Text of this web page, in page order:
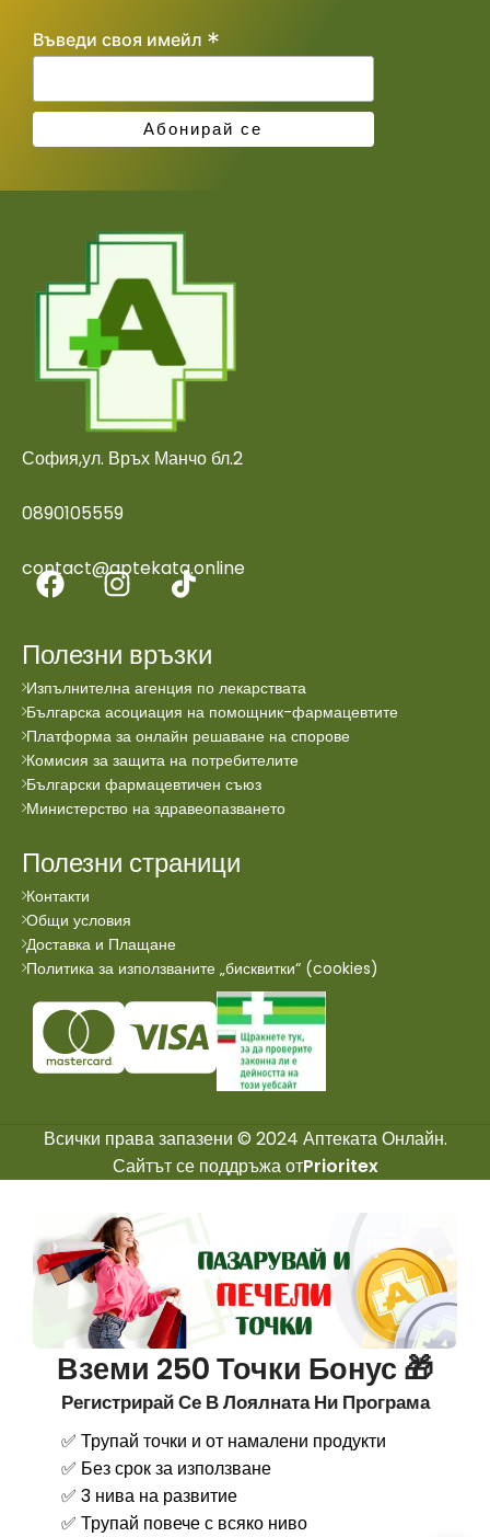
Въведи своя имейл *
София,ул. Връх Манчо бл.2
0890105559
contact@aptekata.online
Полезни връзки
Изпълнителна агенция по лекарствата
Българска асоциация на помощник-фармацевтите
Платформа за онлайн решаване на спорове
Комисия за защита на потребителите
Български фармацевтичен съюз
Министерство на здравеопазването
Полезни страници
Контакти
Общи условия
Доставка и Плащане
Политика за използваните „бисквитки“ (cookies)
Всички права запазени © 2024 Аптеката Онлайн.
Сайтът се поддръжа отPrioritex
Вземи 250 Точки Бонус 🎁
Регистрирай Се В Лоялната Ни Програма
✅ Трупай точки и от намалени продукти
✅ Без срок за използване
✅ 3 нива на развитие
✅ Трупай повече с всяко ниво